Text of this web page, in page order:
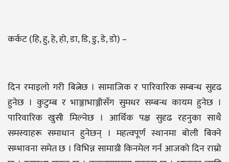
कर्कट (हि, हु, हे, हो, डा, डि, डु, डे, डो) –
दिन रमाइलो गरी बित्नेछ । सामाजिक र पारिवारिक सम्बन्ध सुदृढ
हुनेछ । कुटुम्ब र भाञ्जाभाञ्जीसँग सुमधर सम्बन्ध कायम हुनेछ ।
पारिवारिक खुसी मिल्नेछ । आर्थिक पक्ष सुदृढ रहनुका साथै
समस्याहरू समाधान हुनेछन् । महत्वपूर्ण स्थानमा बोली बिक्ने
सम्भावना समेत छ । विभिन्न सामाग्री किनमेल गर्न आजको दिन राम्रो